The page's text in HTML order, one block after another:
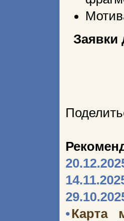
Заявки
•Карта